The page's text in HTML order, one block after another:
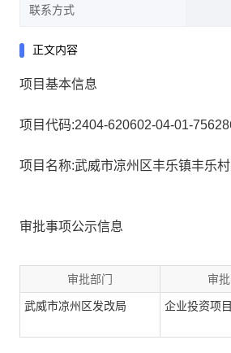
联系方式
正文内容
项目基本信息
项目代码:2404-620602-04-01-
项目名称:武威市凉州区丰乐镇丰乐
审批事项公示信息
审批部门 审
武威市凉州区发改局 企业投资项